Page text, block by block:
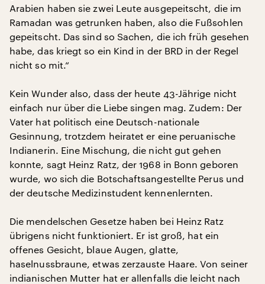
Arabien haben sie zwei Leute ausgepeitscht, die im
Ramadan was getrunken haben, also die Fußsohlen
gepeitscht. Das sind so Sachen, die ich früh gesehen
habe, das kriegt so ein Kind in der BRD in der Regel
nicht so mit.“
Kein Wunder also, dass der heute 43-Jährige nicht
einfach nur über die Liebe singen mag. Zudem: Der
Vater hat politisch eine Deutsch-nationale
Gesinnung, trotzdem heiratet er eine peruanische
Indianerin. Eine Mischung, die nicht gut gehen
konnte, sagt Heinz Ratz, der 1968 in Bonn geboren
wurde, wo sich die Botschaftsangestellte Perus und
der deutsche Medizinstudent kennenlernten.
Die mendelschen Gesetze haben bei Heinz Ratz
übrigens nicht funktioniert. Er ist groß, hat ein
offenes Gesicht, blaue Augen, glatte,
haselnussbraune, etwas zerzauste Haare. Von seiner
indianischen Mutter hat er allenfalls die leicht nach